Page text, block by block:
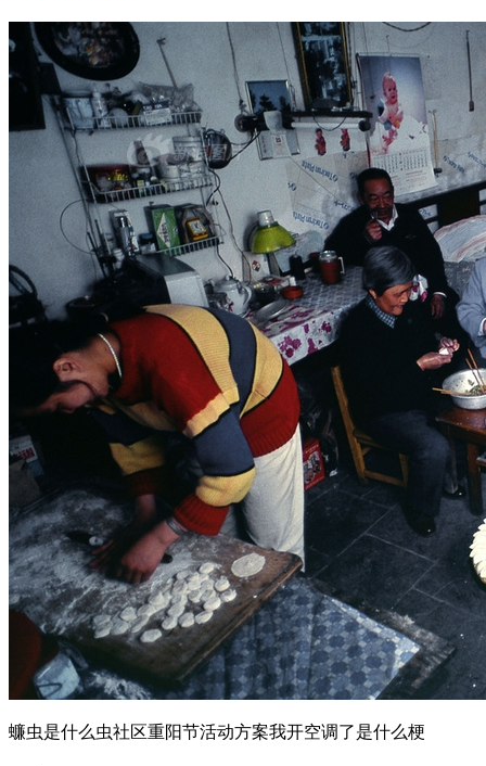
蠊虫是什么虫社区重阳节活动方案我开空调了是什么梗